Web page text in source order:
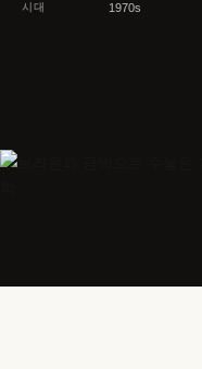
시대 1970s